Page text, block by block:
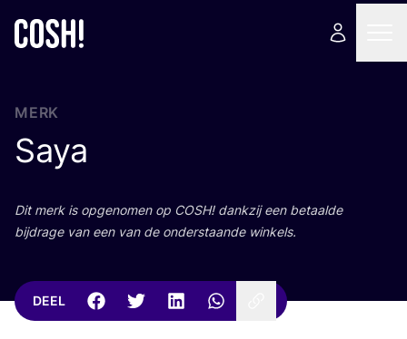
MERK
Saya
Dit merk is opge­no­men op COSH! dank­zij een betaal­de
bij­dra­ge van een van de onder­staan­de winkels.
DEEL